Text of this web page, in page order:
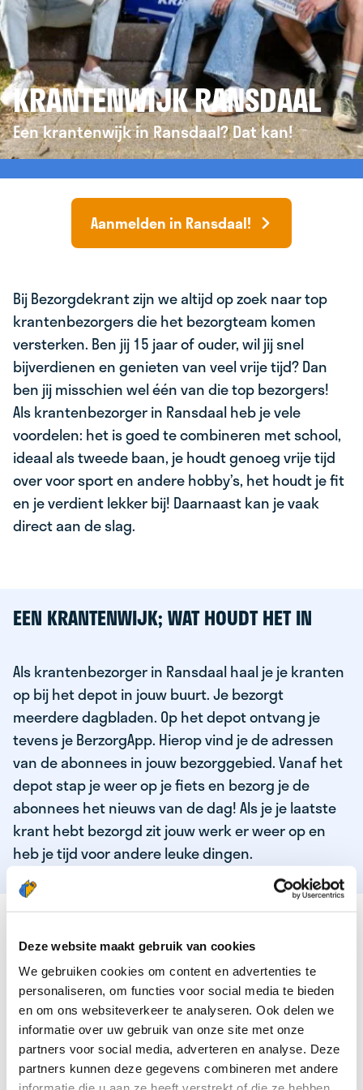
Deze website maakt gebruik van cookies
We gebruiken cookies om content en advertenties te
personaliseren, om functies voor social media te bieden
en om ons websiteverkeer te analyseren. Ook delen we
informatie over uw gebruik van onze site met onze
partners voor social media, adverteren en analyse. Deze
partners kunnen deze gegevens combineren met andere
KRANTENWIJK RANSDAAL
Een krantenwijk in Ransdaal? Dat kan!
Aanmelden in Ransdaal!
Bij Bezorgdekrant zijn we altijd op zoek naar top
krantenbezorgers die het bezorgteam komen
versterken. Ben jij 15 jaar of ouder, wil jij snel
bijverdienen en genieten van veel vrije tijd? Dan
ben jij misschien wel één van die top bezorgers!
Als krantenbezorger in Ransdaal heb je vele
voordelen: het is goed te combineren met school,
ideaal als tweede baan, je houdt genoeg vrije tijd
over voor sport en andere hobby’s, het houdt je fit
en je verdient lekker bij! Daarnaast kan je vaak
direct aan de slag.
EEN KRANTENWIJK; WAT HOUDT HET IN
Als krantenbezorger in Ransdaal haal je je kranten
op bij het depot in jouw buurt. Je bezorgt
meerdere dagbladen. Op het depot ontvang je
tevens je BerzorgApp. Hierop vind je de adressen
van de abonnees in jouw bezorggebied. Vanaf het
depot stap je weer op je fiets en bezorg je de
abonnees het nieuws van de dag! Als je je laatste
krant hebt bezorgd zit jouw werk er weer op en
heb je tijd voor andere leuke dingen.
DEZE KWALITEITEN HEEFT ONZE TOP
KRANTENBEZORGER
Je bent verantwoordelijk en zelfstandig
Je houdt van lekker bewegen in de frisse lucht
Je houdt vooral van fijn werk dat lekker bijverdient!
Je wordt blij van het bezorgen van het laatste nieuws